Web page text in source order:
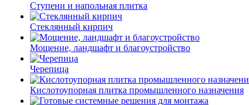
Ступени и напольная плитка
Cтеклянный кирпич
Мощение, ландшафт и благоустройство
Черепица
Кислотоупорная плитка промышленного назначения